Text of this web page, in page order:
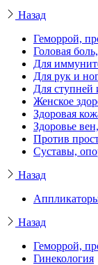
Назад
Геморрой,
Головая
Для
Для рук и
Для ступней
Женское
Здоровая
Здоровье
Против
Суставы,
Назад
Назад
Геморрой,
Гинекология